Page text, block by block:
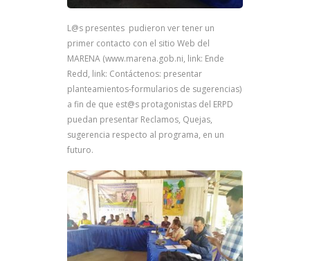
L@s presentes pudieron ver tener un
primer contacto con el sitio Web del
MARENA (www.marena.gob.ni, link: Ende
Redd, link: Contáctenos: presentar
planteamientos-formularios de sugerencias)
a fin de que est@s protagonistas del ERPD
puedan presentar Reclamos, Quejas,
sugerencia respecto al programa, en un
futuro.